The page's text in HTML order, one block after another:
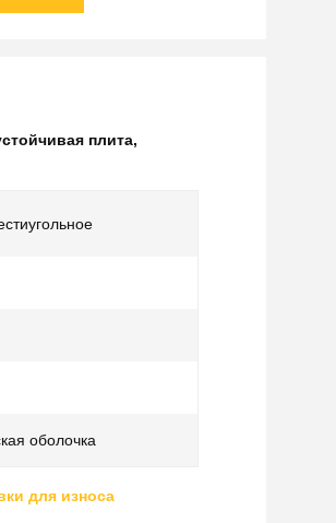
плита,
оболочка
для износа